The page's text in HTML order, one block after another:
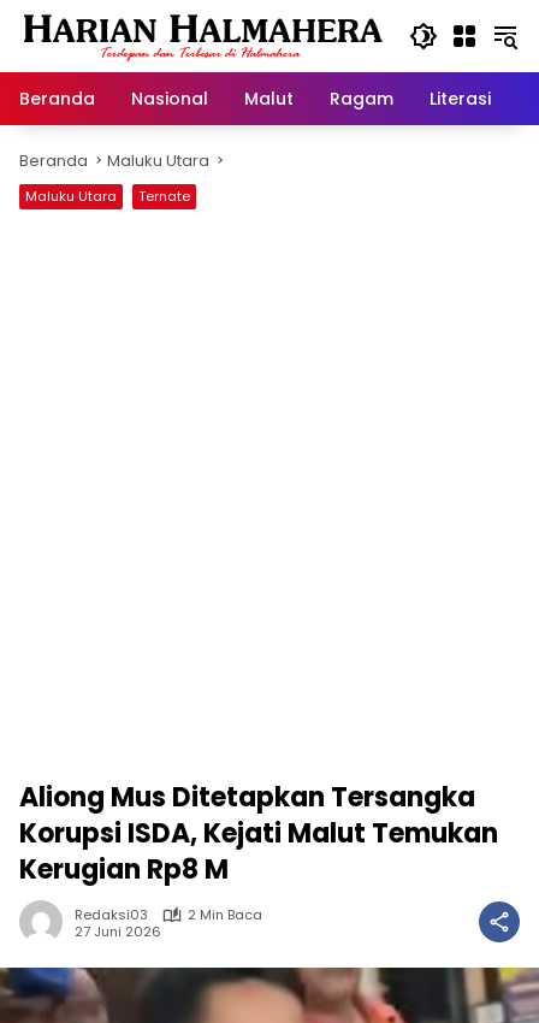
Langsung
Beranda
Nasional Malut Ragam Literasi
Beranda Maluku Utara
Maluku Utara Ternate
Aliong Mus Ditetapkan Tersangka
Korupsi ISDA, Kejati Malut Temukan
Kerugian Rp8 M
Redaksi03
2 Min Baca
27 Juni 2026